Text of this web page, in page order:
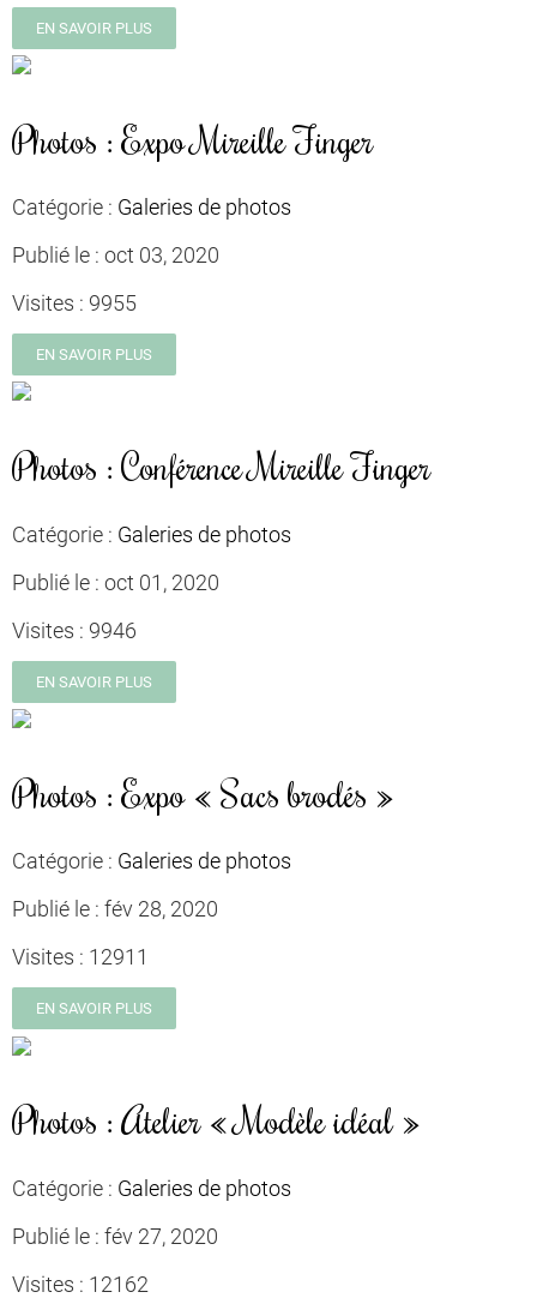
EN SAVOIR PLUS
Photos : Expo Mireille Finger
Catégorie : Galeries de photos
Publié le : oct 03, 2020
Visites : 9955
EN SAVOIR PLUS
Photos : Conférence Mireille Finger
Catégorie : Galeries de photos
Publié le : oct 01, 2020
Visites : 9946
EN SAVOIR PLUS
Photos : Expo « Sacs brodés »
Catégorie : Galeries de photos
Publié le : fév 28, 2020
Visites : 12911
EN SAVOIR PLUS
Photos : Atelier « Modèle idéal »
Catégorie : Galeries de photos
Publié le : fév 27, 2020
Visites : 12162